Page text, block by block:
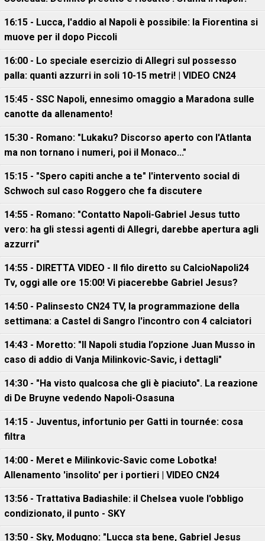
16:15 - Lucca, l'addio al Napoli è possibile: la Fiorentina si
muove per il dopo Piccoli
16:00 - Lo speciale esercizio di Allegri sul possesso
palla: quanti azzurri in soli 10-15 metri! | VIDEO CN24
15:45 - SSC Napoli, ennesimo omaggio a Maradona sulle
canotte da allenamento!
15:30 - Romano: "Lukaku? Discorso aperto con l'Atlanta
ma non tornano i numeri, poi il Monaco..."
15:15 - "Spero capiti anche a te" l'intervento social di
Schwoch sul caso Roggero che fa discutere
14:55 - Romano: "Contatto Napoli-Gabriel Jesus tutto
vero: ha gli stessi agenti di Allegri, darebbe apertura agli
azzurri"
14:55 - DIRETTA VIDEO - Il filo diretto su CalcioNapoli24
Tv, oggi alle ore 15:00! Vi piacerebbe Gabriel Jesus?
14:50 - Palinsesto CN24 TV, la programmazione della
settimana: a Castel di Sangro l'incontro con 4 calciatori
14:43 - Moretto: "Il Napoli studia l’opzione Juan Musso in
caso di addio di Vanja Milinkovic-Savic, i dettagli"
14:30 - "Ha visto qualcosa che gli è piaciuto". La reazione
di De Bruyne vedendo Napoli-Osasuna
14:15 - Juventus, infortunio per Gatti in tournée: cosa
filtra
14:00 - Meret e Milinkovic-Savic come Lobotka!
Allenamento 'insolito' per i portieri | VIDEO CN24
13:56 - Trattativa Badiashile: il Chelsea vuole l'obbligo
condizionato, il punto - SKY
13:50 - Sky, Modugno: "Lucca sta bene, Gabriel Jesus